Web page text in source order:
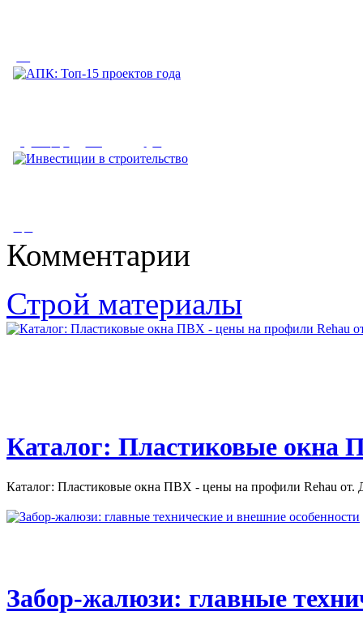
Долевое строительство
Строительство при долевом участии на...
АПК: Топ-15 проектов года
Инвестиции в строительство
Практически каждый...
Комментарии
Строй материалы
Каталог: Пластиковые окна
Каталог: Пластиковые окна ПВХ - цены на профили Rehau от.
Забор-жалюзи: главные